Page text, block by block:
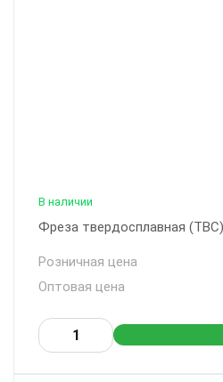
В наличии
Фреза твердосплавная
Розничная цена
Оптовая цена